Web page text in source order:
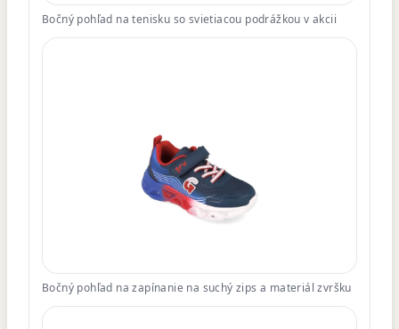
Bočný pohľad na tenisku so svietiacou podrážkou v akcii
Bočný pohľad na zapínanie na suchý zips a materiál zvršku